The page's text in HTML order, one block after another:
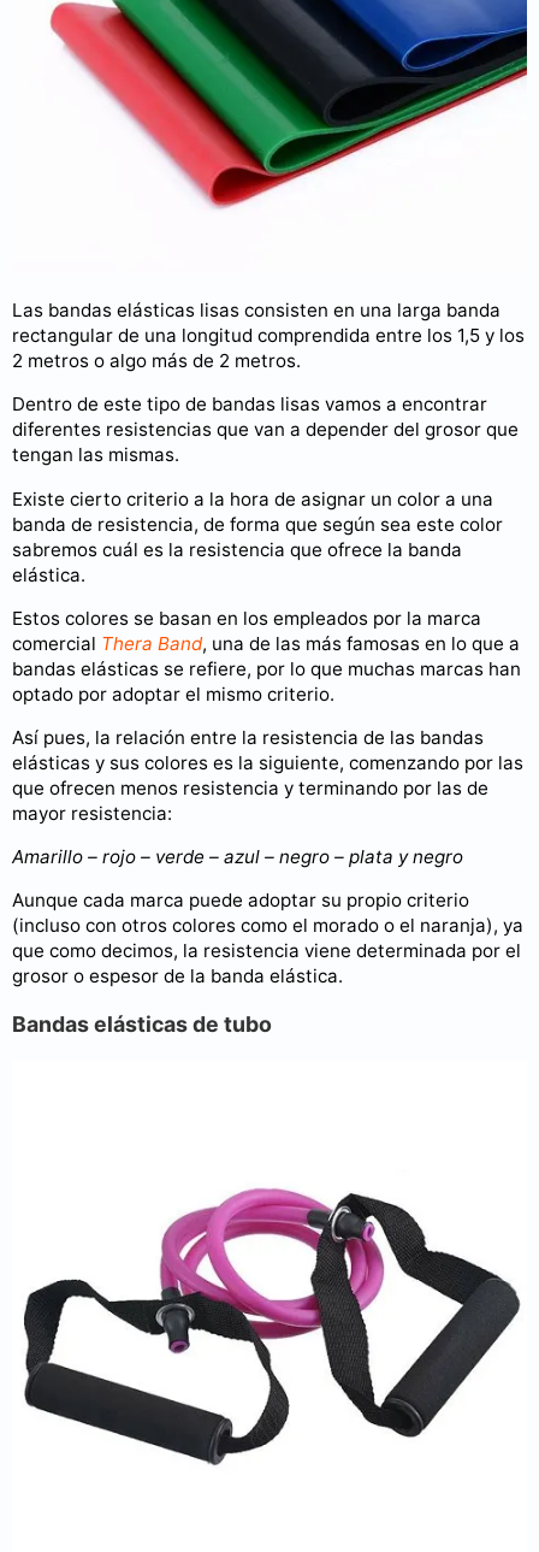
Las bandas elásticas lisas consisten en una larga banda
rectangular de una longitud comprendida entre los 1,5 y los
2 metros o algo más de 2 metros.
Dentro de este tipo de bandas lisas vamos a encontrar
diferentes resistencias que van a depender del grosor que
tengan las mismas.
Existe cierto criterio a la hora de asignar un color a una
banda de resistencia, de forma que según sea este color
sabremos cuál es la resistencia que ofrece la banda
elástica.
Estos colores se basan en los empleados por la marca
comercial Thera Band, una de las más famosas en lo que a
bandas elásticas se refiere, por lo que muchas marcas han
optado por adoptar el mismo criterio.
Así pues, la relación entre la resistencia de las bandas
elásticas y sus colores es la siguiente, comenzando por las
que ofrecen menos resistencia y terminando por las de
mayor resistencia:
Amarillo – rojo – verde – azul – negro – plata y negro
Aunque cada marca puede adoptar su propio criterio
(incluso con otros colores como el morado o el naranja), ya
que como decimos, la resistencia viene determinada por el
grosor o espesor de la banda elástica.
Bandas elásticas de tubo